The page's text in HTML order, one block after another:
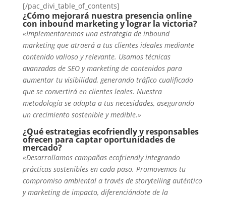
[/pac_divi_table_of_contents]
¿Cómo mejorará nuestra presencia online
con inbound marketing y lograr la victoria?
«Implementaremos una estrategia de inbound
marketing que atraerá a tus clientes ideales mediante
contenido valioso y relevante. Usamos técnicas
avanzadas de SEO y marketing de contenidos para
aumentar tu visibilidad, generando tráfico cualificado
que se convertirá en clientes leales. Nuestra
metodología se adapta a tus necesidades, asegurando
un crecimiento sostenible y medible.»
¿Qué estrategias ecofriendly y responsables
ofrecen para captar oportunidades de
mercado?
«Desarrollamos campañas ecofriendly integrando
prácticas sostenibles en cada paso. Promovemos tu
compromiso ambiental a través de storytelling auténtico
y marketing de impacto, diferenciándote de la